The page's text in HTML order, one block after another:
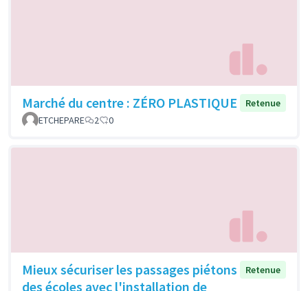
Marché du centre : ZÉRO PLASTIQUE
Retenue
ETCHEPARE
2 0
Mieux sécuriser les passages piétons
des écoles avec l'installation de
Retenue